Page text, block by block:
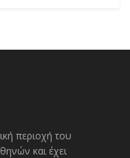
περιοχή του
και έχει